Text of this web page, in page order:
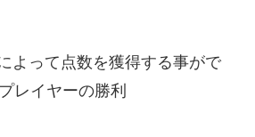
よって点数を獲得する事がで
レイヤーの勝利